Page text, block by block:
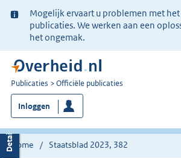
Ter
informatie:
Mogelijk ervaart u problemen met
publicaties. We werken aan een
het ongemak.
U
bent
nu
hier:
Publicaties Officiële publicaties
Inloggen
Home Staatsblad 2023, 382